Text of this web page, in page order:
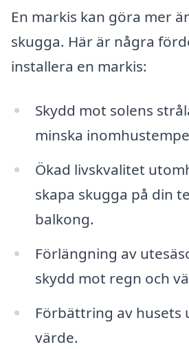
En markis kan göra mer
skugga. Här är några
installera en markis:
Skydd mot solens
minska
Ökad livskvalitet
skapa skugga på din
balkong.
Förlängning av
skydd mot regn och
Förbättring av husets
värde.